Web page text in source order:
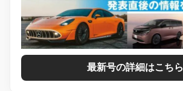
最新号の詳細はこちら